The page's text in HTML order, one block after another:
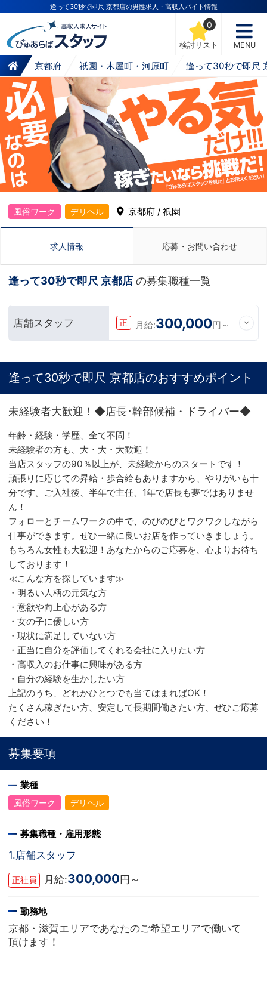
逢って30秒で即尺 京都店の男性求人・高収入バイト情報
検討リスト
0
MENU
京都府 祇園・木屋町・河原町 逢って30秒で即尺
風俗ワーク デリヘル 京都府 / 祇園
求人情報 応募・お問い合わせ
逢って30秒で即尺 京都店 の募集職種一覧
店舗スタッフ 正 月給:300,000円～
逢って30秒で即尺 京都店のおすすめポイント
未経験者大歓迎！◆店長･幹部候補・ドライバー◆
年齢・経験・学歴、全て不問！
未経験者の方も、大・大・大歓迎！
当店スタッフの90％以上が、未経験からのスタートです！
頑張りに応じての昇給・歩合給もありますから、やりがいも十
分です。ご入社後、半年で主任、1年で店長も夢ではありませ
ん！
フォローとチームワークの中で、のびのびとワクワクしながら
仕事ができます。ぜひ一緒に良いお店を作っていきましょう。
もちろん女性も大歓迎！あなたからのご応募を、心よりお待ち
しております！
≪こんな方を探しています≫
・明るい人柄の元気な方
・意欲や向上心がある方
・女の子に優しい方
・現状に満足していない方
・正当に自分を評価してくれる会社に入りたい方
・高収入のお仕事に興味がある方
・自分の経験を生かしたい方
上記のうち、どれかひとつでも当てはまればOK！
たくさん稼ぎたい方、安定して長期間働きたい方、ぜひご応募
ください！
募集要項
業種
風俗ワーク デリヘル
募集職種・雇用形態
1.店舗スタッフ
正社員 月給:300,000 円～
勤務地
京都・滋賀エリアであなたのご希望エリアで働いて
頂けます！